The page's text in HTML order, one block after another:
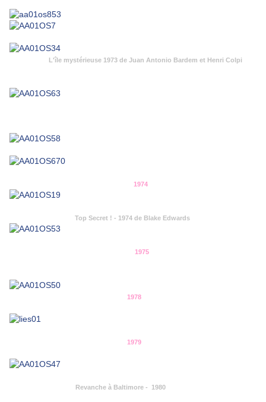
L'île mystérieuse 1973 de Juan Antonio Bardem et Henri Colpi
1974
Top Secret ! - 1974 de Blake Edwards
1975
1978
1979
Revanche à Baltimore - 1980